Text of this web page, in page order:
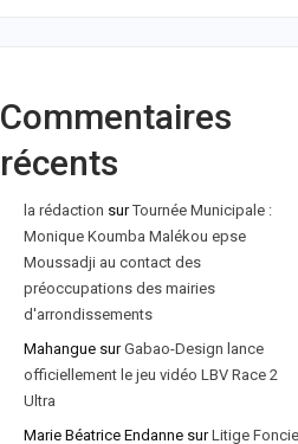
Commentaires
récents
la rédaction surTournée Municipale :
Monique Koumba Malékou epse
Moussadji au contact des
préoccupations des mairies
d'arrondissements
MahanguesurGabao-Design lance
officiellement le jeu vidéo LBV Race 2
Ultra
Marie Béatrice EndannesurLitige